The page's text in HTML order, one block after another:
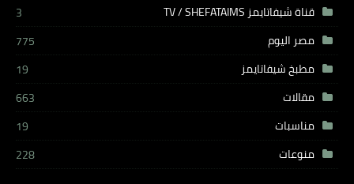
قناة شيفاتايمز TV / SHEFATAIMS
3
مصر اليوم
775
مطبخ شيفاتايمز
19
مقالات
663
مناسبات
19
منوعات
228